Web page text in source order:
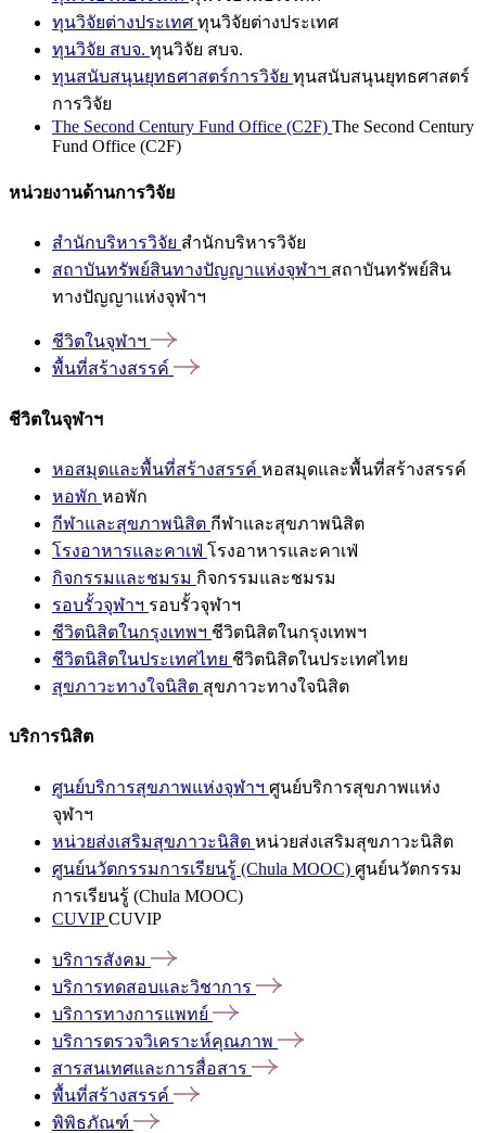
ทุนวิจัยต่างประเทศ ทุนวิจัยต่างประเทศ
ทุนวิจัย สบจ. ทุนวิจัย สบจ.
ทุนสนับสนุนยุทธศาสตร์การวิจัย ทุนสนับสนุนยุทธศาสตร์
การวิจัย
The Second Century Fund Office (C2F) The Second Century
Fund Office (C2F)
หน่วยงานด้านการวิจัย
สำนักบริหารวิจัย สำนักบริหารวิจัย
สถาบันทรัพย์สินทางปัญญาแห่งจุฬาฯ สถาบันทรัพย์สิน
ทางปัญญาแห่งจุฬาฯ
ชีวิตในจุฬาฯ
พื้นที่สร้างสรรค์
ชีวิตในจุฬาฯ
หอสมุดและพื้นที่สร้างสรรค์ หอสมุดและพื้นที่สร้างสรรค์
หอพัก หอพัก
กีฬาและสุขภาพนิสิต กีฬาและสุขภาพนิสิต
โรงอาหารและคาเฟ่ โรงอาหารและคาเฟ่
กิจกรรมและชมรม กิจกรรมและชมรม
รอบรั้วจุฬาฯ รอบรั้วจุฬาฯ
ชีวิตนิสิตในกรุงเทพฯ ชีวิตนิสิตในกรุงเทพฯ
ชีวิตนิสิตในประเทศไทย ชีวิตนิสิตในประเทศไทย
สุขภาวะทางใจนิสิต สุขภาวะทางใจนิสิต
บริการนิสิต
ศูนย์บริการสุขภาพแห่งจุฬาฯ ศูนย์บริการสุขภาพแห่ง
จุฬาฯ
หน่วยส่งเสริมสุขภาวะนิสิต หน่วยส่งเสริมสุขภาวะนิสิต
ศูนย์นวัตกรรมการเรียนรู้ (Chula MOOC) ศูนย์นวัตกรรม
การเรียนรู้ (Chula MOOC)
CUVIPCUVIP
บริการสังคม
บริการทดสอบและวิชาการ
บริการทางการแพทย์
บริการตรวจวิเคราะห์คุณภาพ
สารสนเทศและการสื่อสาร
พื้นที่สร้างสรรค์
พิพิธภัณฑ์